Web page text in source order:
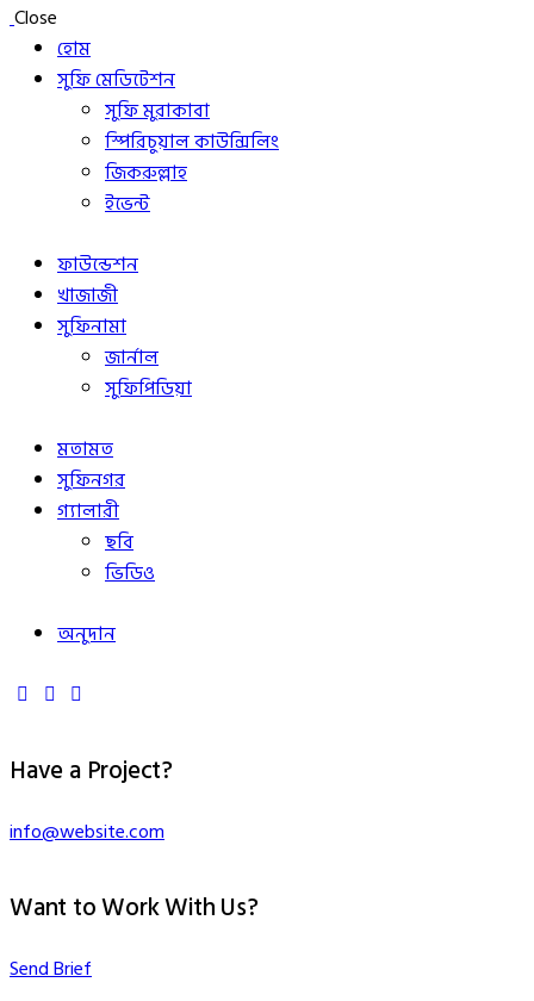
Close
হোম
সুফি মেডিটেশন
সুফি মুরাকাবা
স্পিরিচুয়াল কাউন্সিলিং
জিকরুল্লাহ
ইভেন্ট
ফাউন্ডেশন
খাজাজী
সুফিনামা
জার্নাল
সুফিপিডিয়া
মতামত
সুফিনগর
গ্যালারী
ছবি
ভিডিও
অনুদান
Have a Project?
info@website.com
Want to Work With Us?
Send Brief